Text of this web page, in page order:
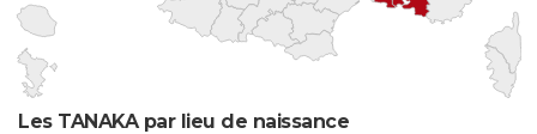
Les TANAKA par lieu de naissance